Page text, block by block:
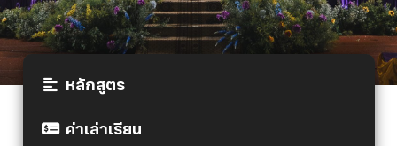
หลักสูตร
ค่าเล่าเรียน